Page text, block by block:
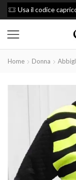
Usa il codice capricci10 per avere il 10% di sconto su tutti gli articoli
Home Donna